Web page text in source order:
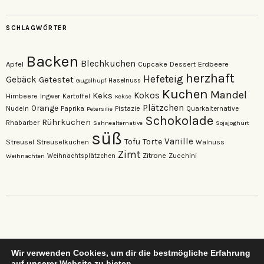
SCHLAGWÖRTER
Apfel Backen Blechkuchen Cupcake Dessert Erdbeere
Gebäck Getestet Gugelhupf Haselnuss Hefeteig herzhaft
Himbeere Ingwer Kartoffel Keks Kekse Kokos Kuchen Mandel
Nudeln Orange Paprika Petersilie Pistazie Plätzchen Quarkalternative
Rhabarber Rührkuchen Sahnealternative Schokolade Sojajoghurt
Streusel Streuselkuchen süß Tofu Torte Vanille Walnuss
Weihnachten Weihnachtsplätzchen Zimt Zitrone Zucchini
Wir verwenden Cookies, um dir die bestmögliche Erfahrung